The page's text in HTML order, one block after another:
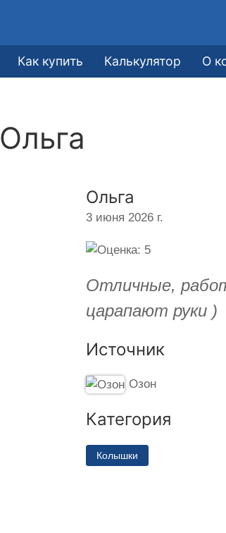
Как купить Калькулятор О
Ольга
Ольга
3 июня 2026 г.
Отличные,
царапают руки )
Источник
Озон
Категория
Колышки